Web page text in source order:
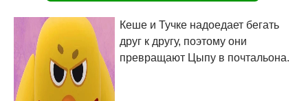
Кеше и Тучке надоедает бегать
друг к другу, поэтому они
превращают Цыпу в почтальона.